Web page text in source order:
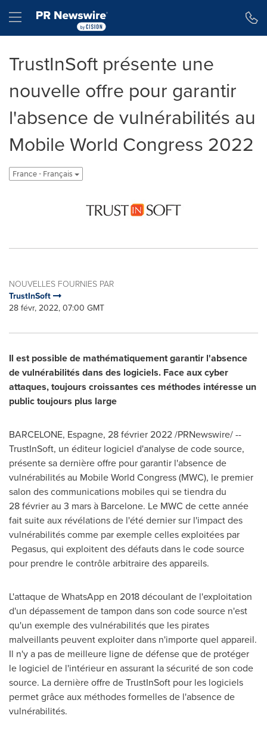
Hamburger menu
TrustInSoft présente une
nouvelle offre pour garantir
l'absence de vulnérabilités au
Mobile World Congress 2022
France - Français
NOUVELLES FOURNIES PAR
TrustInSoft
28 févr, 2022, 07:00 GMT
Il est possible de mathématiquement garantir l'absence
de vulnérabilités dans des logiciels. Face aux cyber
attaques, toujours croissantes ces méthodes intéresse un
public toujours plus large
BARCELONE, Espagne, 28 février 2022 /PRNewswire/ --
TrustInSoft, un éditeur logiciel d'analyse de code source,
présente sa dernière offre pour garantir l'absence de
vulnérabilités au Mobile World Congress (MWC), le premier
salon des communications mobiles qui se tiendra du
28 février au 3 mars à Barcelone. Le MWC de cette année
fait suite aux révélations de l'été dernier sur l'impact des
vulnérabilités comme par exemple celles exploitées par
Pegasus, qui exploitent des défauts dans le code source
pour prendre le contrôle arbitraire des appareils.
L'attaque de WhatsApp en 2018 découlant de l'exploitation
d'un dépassement de tampon dans son code source n'est
qu'un exemple des vulnérabilités que les pirates
malveillants peuvent exploiter dans n'importe quel appareil.
Il n'y a pas de meilleure ligne de défense que de protéger
le logiciel de l'intérieur en assurant la sécurité de son code
source. La dernière offre de TrustInSoft pour les logiciels
permet grâce aux méthodes formelles de l'absence de
vulnérabilités.